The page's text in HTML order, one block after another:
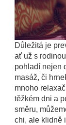
Důležitá je
ať už s
pohladí nejen
masáž, či
mnoho
těžkém dni a
směru,
chi, ale klidně